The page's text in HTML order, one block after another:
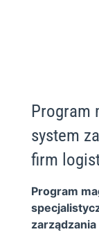
Program
system
firm
Program